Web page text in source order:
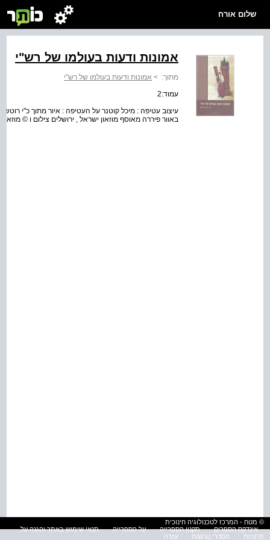
שלום אורח
אמונות ודעות בעולמו של רש"י
מתוך: > אמונות ודעות בעולמו של רש"י
עמוד:2
באוור פיררה מאוסף מוזאון ישראל , ירושלים צילום ו ©
© מטח - המרכז לטכנולוגיה חינוכית
אינדקס הספרים
תקנון הספרייה על הספרייה
תנאי שימוש באתר והגנה על
פרטיות
הסדרי נגישות עזרה